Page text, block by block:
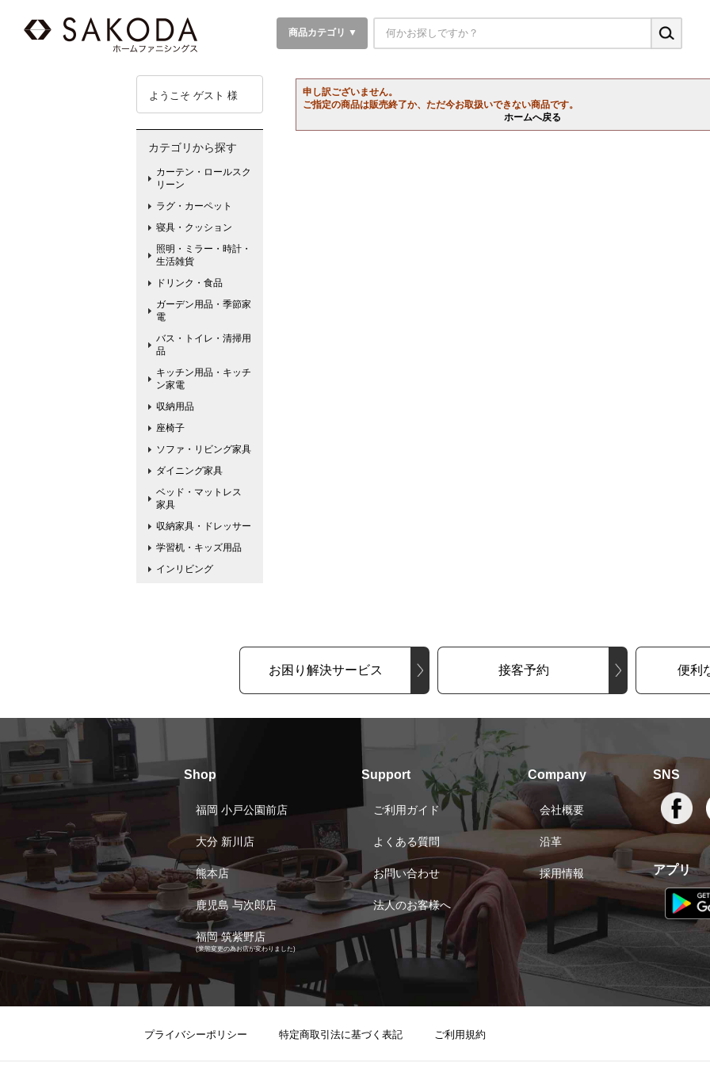
商品カテゴリ ▼
申し訳ございません。
ご指定の商品は販売終了か、ただ今お取扱いできない商品です。
ホームへ戻る
ようこそ ゲスト 様
カテゴリから探す
カーテン・ロールスク
リーン
ラグ・カーペット
寝具・クッション
照明・ミラー・時計・
生活雑貨
ドリンク・食品
ガーデン用品・季節家
電
バス・トイレ・清掃用
品
キッチン用品・キッチ
ン家電
収納用品
座椅子
ソファ・リビング家具
ダイニング家具
ベッド・マットレス
家具
収納家具・ドレッサー
学習机・キッズ用品
インリビング
お困り解決サービス 接客予約 便利
Shop
福岡 小戸公園前店
大分 新川店
熊本店
鹿児島 与次郎店
福岡 筑紫野店
(業態変更の為お店が変わりました)
Support
ご利用ガイド
よくある質問
お問い合わせ
法人のお客様へ
Company
会社概要
沿革
採用情報
SNS
アプリ
プライバシーポリシー 特定商取引法に基づく表記 ご利用規約